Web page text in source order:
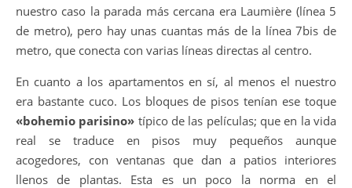
nuestro caso la parada más cercana era Laumière (línea 5
de metro), pero hay unas cuantas más de la línea 7bis de
metro, que conecta con varias líneas directas al centro.
En cuanto a los apartamentos en sí, al menos el nuestro
era bastante cuco. Los bloques de pisos tenían ese toque
«bohemio parisino» típico de las películas; que en la vida
real se traduce en pisos muy pequeños aunque
acogedores, con ventanas que dan a patios interiores
llenos de plantas. Esta es un poco la norma en el